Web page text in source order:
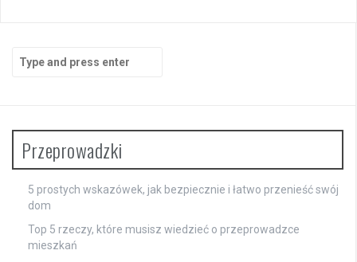
for:
Przeprowadzki
5 prostych wskazówek, jak bezpiecznie i łatwo przenieść swój
dom
Top 5 rzeczy, które musisz wiedzieć o przeprowadzce
mieszkań